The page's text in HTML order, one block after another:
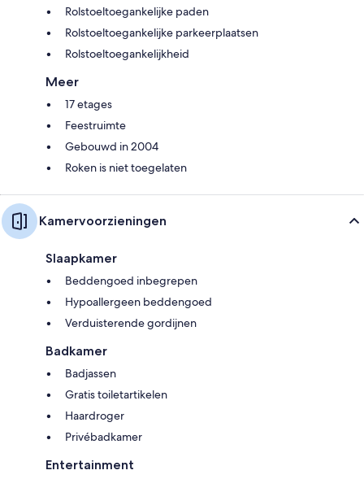
Rolstoeltoegankelijke paden
Rolstoeltoegankelijke parkeerplaatsen
Rolstoeltoegankelijkheid
Meer
17 etages
Feestruimte
Gebouwd in 2004
Roken is niet toegelaten
Kamervoorzieningen
Slaapkamer
Beddengoed inbegrepen
Hypoallergeen beddengoed
Verduisterende gordijnen
Badkamer
Badjassen
Gratis toiletartikelen
Haardroger
Privébadkamer
Entertainment